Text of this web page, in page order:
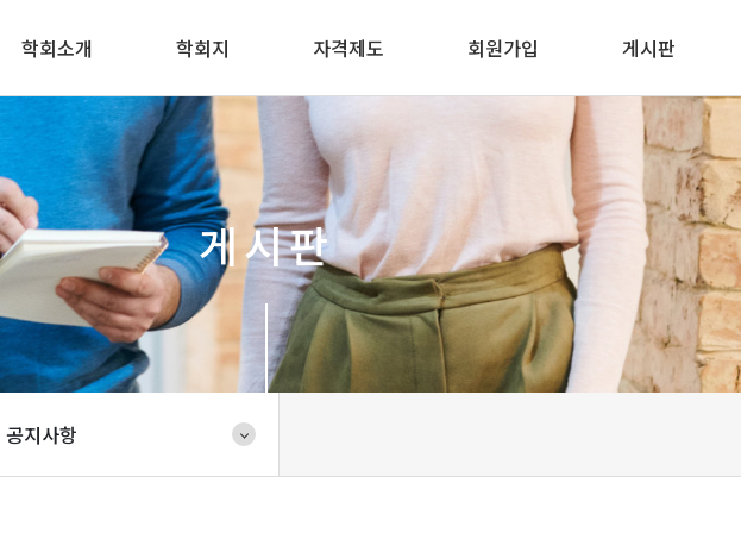
학회소개 학회지 자격제도 회원가입 게시판
게시판
공지사항